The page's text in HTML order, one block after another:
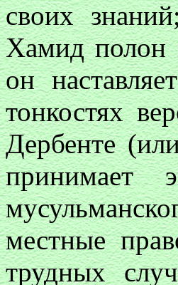
своих
Хамид полон
он
тонкостях
Дербенте
принимает
местные
трудных